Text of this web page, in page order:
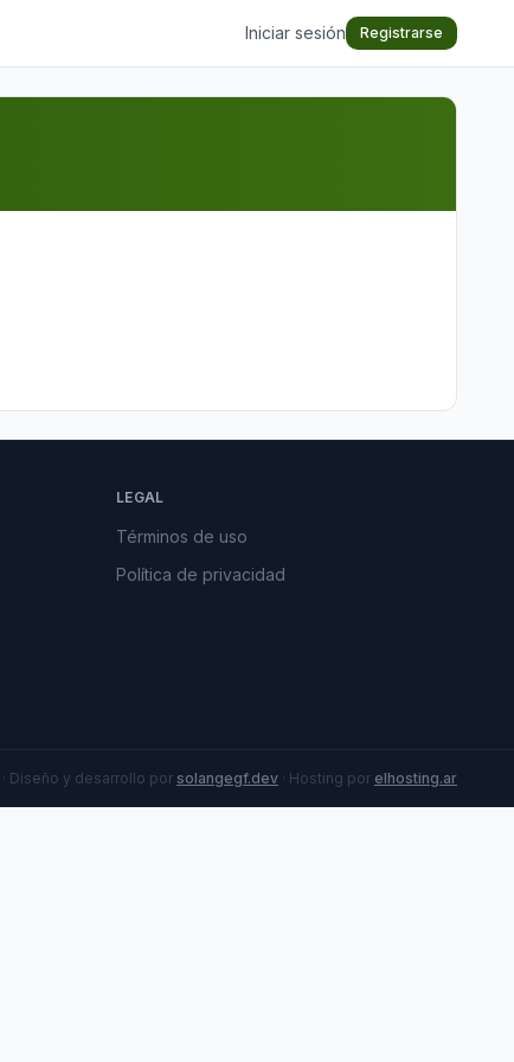
Iniciar sesión Registrarse
LEGAL
Términos de uso
Política de privacidad
Diseño y desarrollo por solangegf.dev · Hosting por elhosting.ar